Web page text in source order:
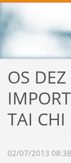
OS
TAI
02/07/2013 08:38